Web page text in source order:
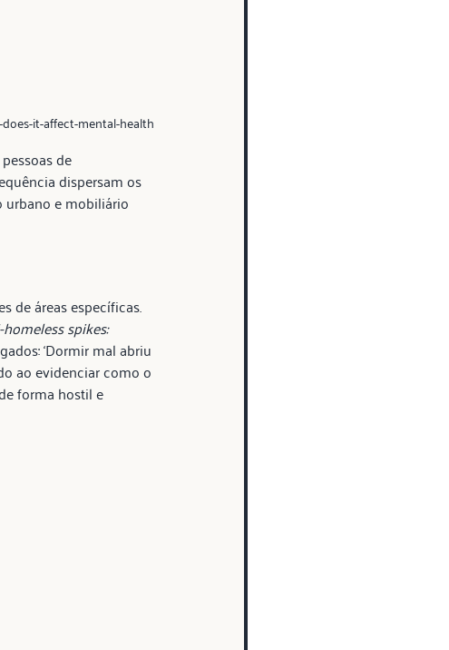
it-affect-mental-health
de
dispersam os
urbano e mobiliário
de áreas específicas.
spikes:
‘Dormir mal abriu
ao evidenciar como o
forma hostil e